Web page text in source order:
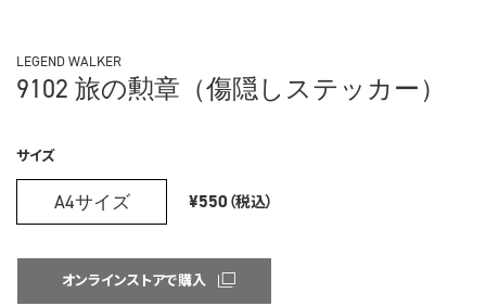
LEGEND WALKER
9102 旅の勲章（傷隠しステッカー）
サイズ
A4サイズ ¥550 （税込）
オンラインストアで購入